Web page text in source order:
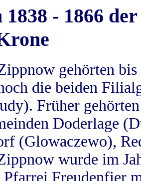
1838 - 1866
gehörten
die beiden
Früher
Doderlage
(Glowaczewo),
wurde im
Pfarrei Freudenfier